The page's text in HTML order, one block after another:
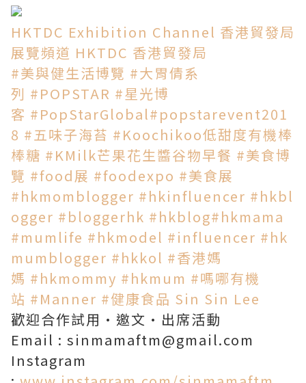
HKTDC Exhibition Channel 香港貿發局
展覽頻道 HKTDC 香港貿發局
#美與健生活博覽 #大胃倩系
列 #POPSTAR #星光博
客 #PopStarGlobal#popstarevent201
8 #五味子海苔 #Koochikoo低甜度有機棒
棒糖 #KMilk芒果花生醬谷物早餐 #美食博
覽 #food展 #foodexpo #美食展
#hkmomblogger #hkinfluencer #hkbl
ogger #bloggerhk #hkblog#hkmama
#mumlife #hkmodel #influencer #hk
mumblogger #hkkol #香港媽
媽 #hkmommy #hkmum #嗎哪有機
站 #Manner #健康食品 Sin Sin Lee
歡迎合作試用·邀文·出席活動
Email : sinmamaftm@gmail.com
Instagram